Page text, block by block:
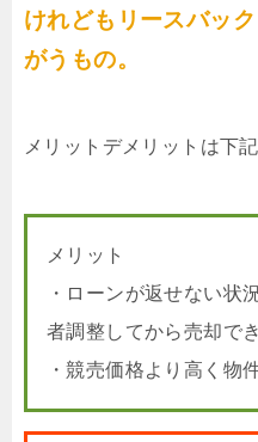
けれどもリースバッ
がうもの。
メリットデメリットは下
メリット
・ローンが返せない状
者調整してから売却で
・競売価格より高く物